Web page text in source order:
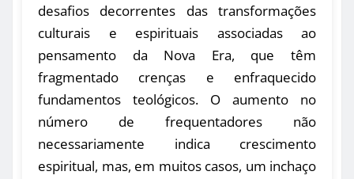
desafios decorrentes das transformações
culturais e espirituais associadas ao
pensamento da Nova Era, que têm
fragmentado crenças e enfraquecido
fundamentos teológicos. O aumento no
número de frequentadores não
necessariamente indica crescimento
espiritual, mas, em muitos casos, um inchaço